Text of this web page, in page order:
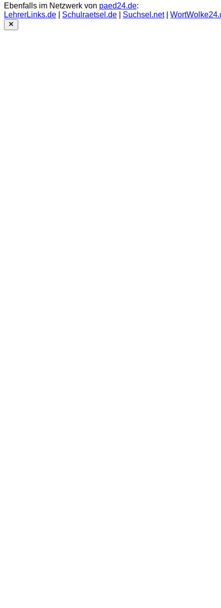
Ebenfalls im Netzwerk von paed24.de:
LehrerLinks.de
Schulraetsel.de Suchsel.net|
Close